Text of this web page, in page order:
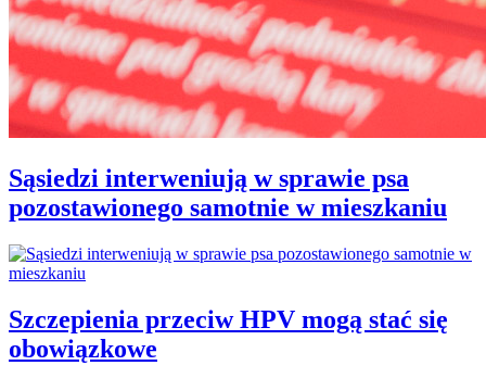
Sąsiedzi interweniują w sprawie psa
pozostawionego samotnie w mieszkaniu
Szczepienia przeciw HPV mogą stać się
obowiązkowe